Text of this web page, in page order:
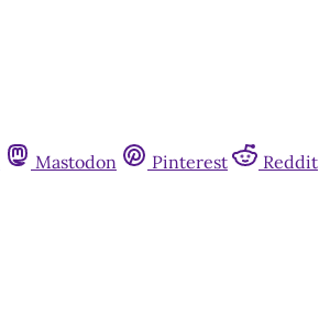
Mastodon Pinterest Reddit